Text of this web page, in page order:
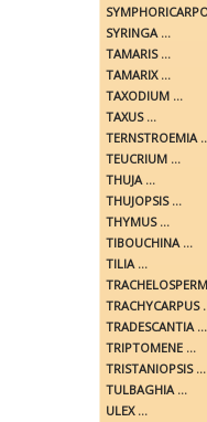
SYRINGA ...
TAMARIS ...
TAMARIX ...
TAXODIUM ...
TAXUS ...
TERNSTROEMIA
TEUCRIUM ...
THUJA ...
THUJOPSIS ...
THYMUS ...
TIBOUCHINA ...
TILIA ...
TRACHYCARPUS
TRADESCANTIA ...
TRIPTOMENE ...
TRISTANIOPSIS ...
TULBAGHIA ...
ULEX ...